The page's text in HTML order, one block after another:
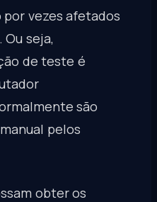
vezes afetados
seja,
de teste é
são
pelos
obter os